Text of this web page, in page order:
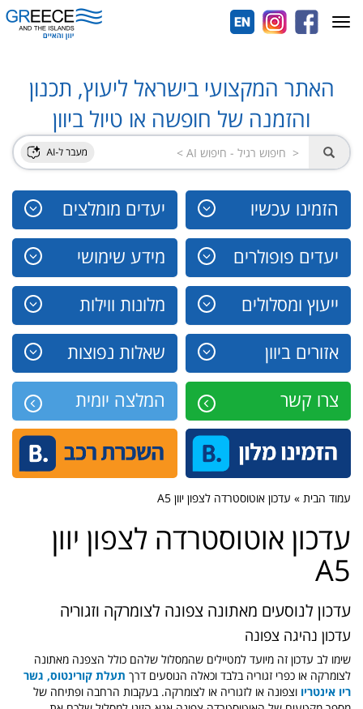
האתר המקצועי בישראל ליעוץ, תכנון
והזמנה של חופשה או טיול ביוון
הזמינו עכשיו יעדים מומלצים
יעדים פופולרים מידע שימושי
ייעוץ ומסלולים מלונות ווילות
אזורים ביוון שאלות נפוצות
צרו קשר המלצה יומית
Toggle
navigation
עמוד הבית » עדכון אוטוסטרדה לצפון יוון A5
עדכון אוטוסטרדה לצפון יוון
A5
עדכון לנוסעים מאתונה צפונה לצומרקה וזגוריה
עדכון נהיגה צפונה
שימו לב עדכון זה מיועד למטיילים שהמסלול שלהם כולל הצפנה מאתונה
לצומרקה או כפרי זגוריה בלבד וכאלה הנוסעים דרך תעלת קורינטוס, גשר
ריו אינטריו וצפונה או לזגוריה או לצומרקה. בעקבות הרחבה ופתיחה של